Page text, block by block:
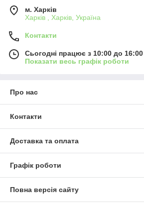
м. Харків
Харків , Харків, Україна
Контакти
Сьогодні працює з 10:00 до 16:00
Показати весь графік роботи
Про нас
Контакти
Доставка та оплата
Графік роботи
Повна версія сайту